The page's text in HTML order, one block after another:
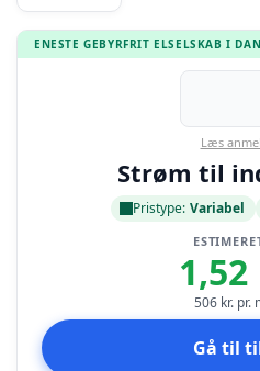
ENESTE GEBYRFRIT ELSELSKAB I
Læs
Strøm til
Pristype: Variabel
1,52
506 kr. pr.
Gå til